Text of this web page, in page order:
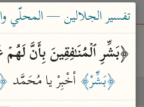
بحث تفسير
تفسير الجلالين — المحلّي والسيوطي
﴿بَشِّرِ ٱلۡمُنَـٰفِقِینَ بِأَنَّ لَهُمۡ
﴿بَشِّرْ﴾ أخْبِرْ يا مُحَمَّد